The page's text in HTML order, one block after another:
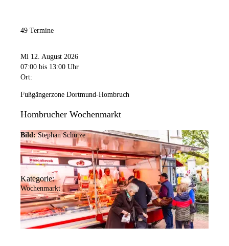
49 Termine
Mi 12. August 2026
07:00 bis 13:00 Uhr
Ort:
Fußgängerzone Dortmund-Hombruch
Hombrucher Wochenmarkt
Bild: Stephan Schütze
Kategorie:
Wochenmarkt